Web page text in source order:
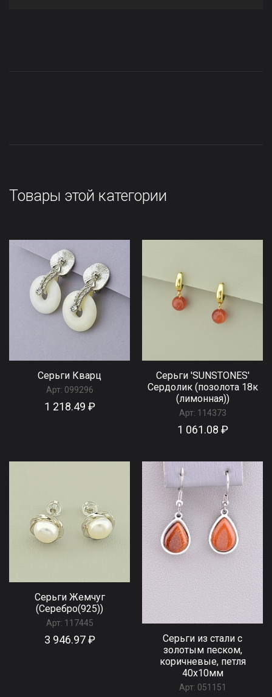
Товары этой категории
Серьги Кварц
Арт: 099296
1 218.49 ₽
Серьги 'SUNSTONES'
Сердолик (позолота 18к
(лимонная))
Арт: 114373
1 061.08 ₽
Серьги Жемчуг
(Серебро(925))
Арт: 117445
3 946.97 ₽
Серьги из стали с
золотым песком,
коричневые, петля
40x10мм
Арт: 051151